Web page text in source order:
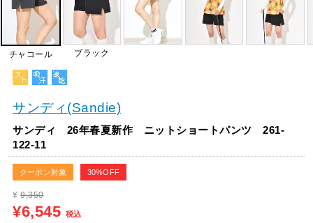
チャコール ブラック
サンディ(Sandie)
サンディ 26年春夏新作 ニットショートパンツ 261-
122-11
クーポン対象 30%OFF
¥ 9,350
¥6,545 税込